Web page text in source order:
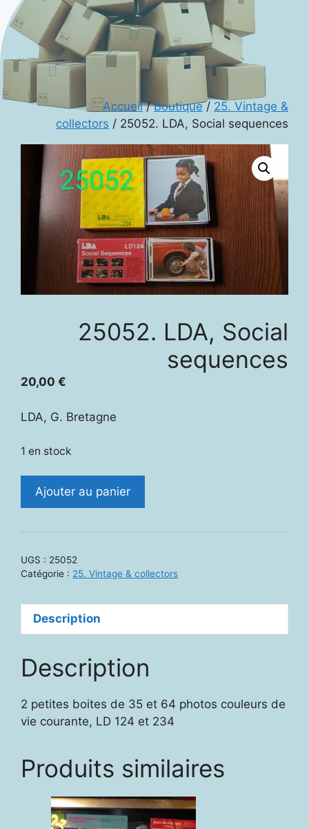
Accueil/Boutique/ 25. Vintage &
collectors / 25052. LDA, Social sequences
25052. LDA, Social
sequences
20,00 €
LDA, G. Bretagne
1 en stock
sequences
Ajouter au panier
UGS : 25052
Catégorie : 25. Vintage & collectors
Description
Description
2 petites boites de 35 et 64 photos couleurs de
vie courante, LD 124 et 234
Produits similaires